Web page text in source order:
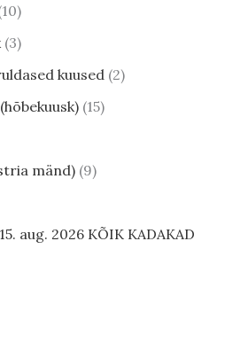
10
3
kuused 2
15
mänd) 9
aug. 2026 KÕIK KADAKAD